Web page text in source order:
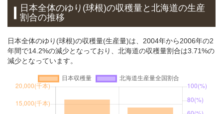
日本全体のゆり(球根)の収穫量と北海道の生産
割合の推移
日本全体のゆり(球根)の収穫量(生産量)は、2004年から2006年の2
年間で14.2%の減少となっており、北海道の収穫量割合は3.71%の
減少となっています。